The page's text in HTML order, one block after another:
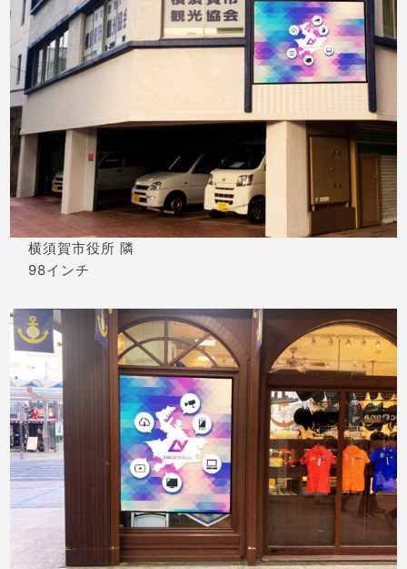
横須賀市役所 隣
98インチ